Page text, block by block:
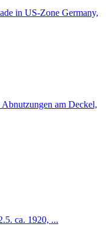
in US-Zone Germany,
am Deckel,
ca. 1920, ...